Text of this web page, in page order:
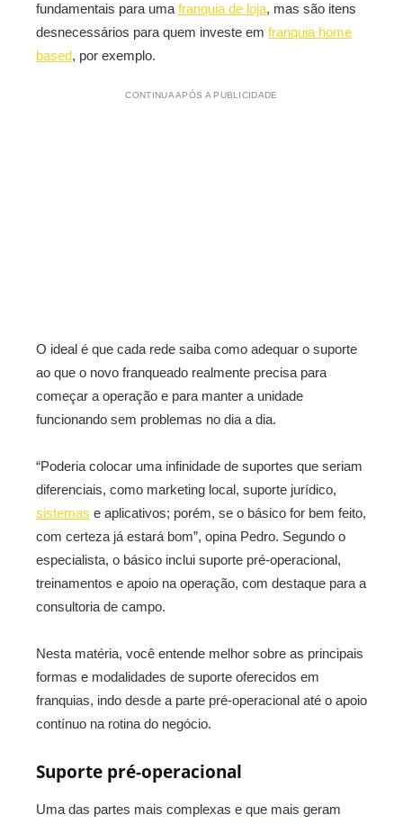
fundamentais para uma franquia de loja, mas são itens
desnecessários para quem investe em franquia home
based, por exemplo.
CONTINUA APÓS A PUBLICIDADE
O ideal é que cada rede saiba como adequar o suporte
ao que o novo franqueado realmente precisa para
começar a operação e para manter a unidade
funcionando sem problemas no dia a dia.
“Poderia colocar uma infinidade de suportes que seriam
diferenciais, como marketing local, suporte jurídico,
sistemas e aplicativos; porém, se o básico for bem feito,
com certeza já estará bom”, opina Pedro. Segundo o
especialista, o básico inclui suporte pré-operacional,
treinamentos e apoio na operação, com destaque para a
consultoria de campo.
Nesta matéria, você entende melhor sobre as principais
formas e modalidades de suporte oferecidos em
franquias, indo desde a parte pré-operacional até o apoio
contínuo na rotina do negócio.
Suporte pré-operacional
Uma das partes mais complexas e que mais geram